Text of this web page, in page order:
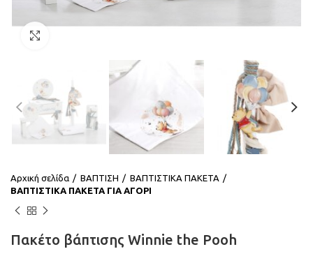
Αρχική σελίδα ΒΑΠΤΙΣΗ
ΒΑΠΤΙΣΤΙΚΑ ΠΑΚΕΤΑ
ΒΑΠΤΙΣΤΙΚΑ ΠΑΚΕΤΑ ΓΙΑ ΑΓΟΡΙ
Πακέτο βάπτισης Winnie the Pooh